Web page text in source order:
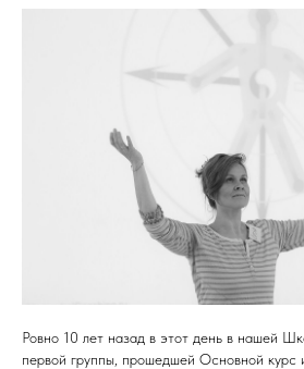
Ровно 10 лет назад в этот день в нашей
первой группы, прошедшей Основной курс